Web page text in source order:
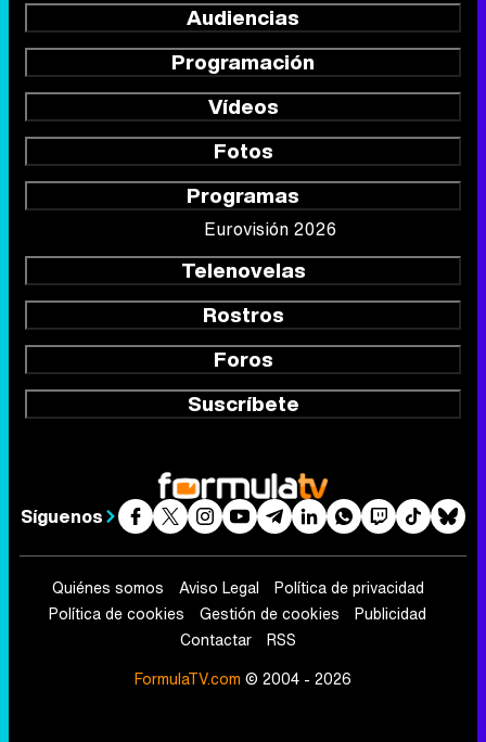
Audiencias
Programación
Vídeos
Fotos
Programas
Eurovisión 2026
Telenovelas
Rostros
Foros
Suscríbete
Síguenos
Quiénes somos Aviso Legal
Política de privacidad
Política de cookies
Gestión de cookies
Publicidad
Contactar
RSS
FormulaTV.com © 2004 - 2026